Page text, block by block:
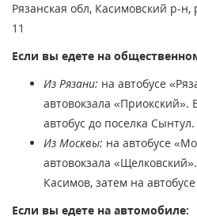
Рязанская обл, Касимовский р-
11
Если вы едете на
Из Рязани: на автобусе
автовокзала «Приокский».
автобус до поселка Сынтул.
Из Москвы: на автобусе
автовокзала
Касимов, затем на
Если вы едете на автомобиле: